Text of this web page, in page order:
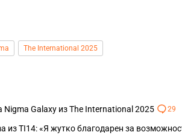
The International 2025
Galaxy из The International 2025 29
из TI14: «Я жутко благодарен за